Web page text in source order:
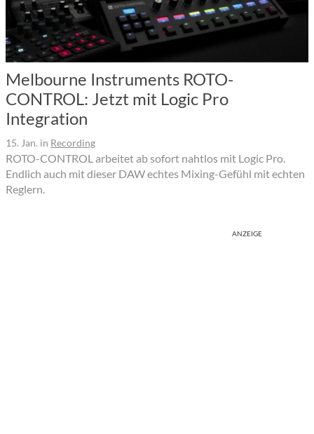
Melbourne Instruments ROTO-
CONTROL: Jetzt mit Logic Pro
Integration
15. Jan. in Recording
ROTO-CONTROL arbeitet ab sofort nahtlos mit Logic Pro.
Endlich auch mit dieser DAW echtes Mixing-Gefühl mit echten
Reglern.
ANZEIGE